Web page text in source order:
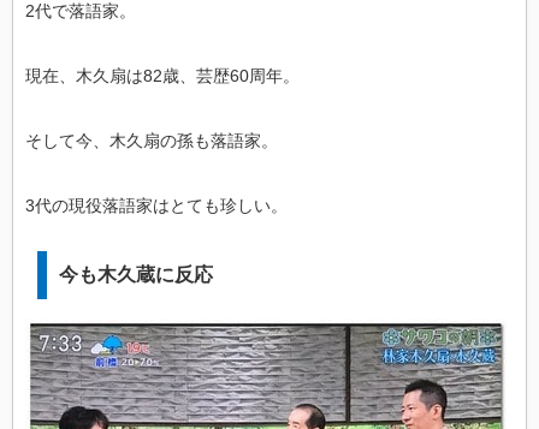
2代で落語家。
現在、木久扇は82歳、芸歴60周年。
そして今、木久扇の孫も落語家。
3代の現役落語家はとても珍しい。
今も木久蔵に反応